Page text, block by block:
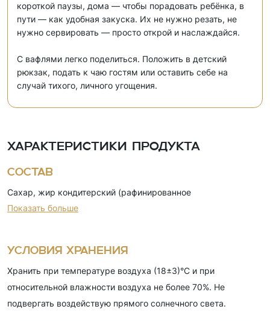
короткой паузы, дома — чтобы порадовать ребёнка, в
пути — как удобная закуска. Их не нужно резать, не
нужно сервировать — просто открой и наслаждайся.
С вафлями легко поделиться. Положить в детский
рюкзак, подать к чаю гостям или оставить себе на
случай тихого, личного угощения.
Характеристики продукта
Состав
Cахар, жир кондитерский (рафинированное
дезодорированное растительное масло), мука пшеничная,
подсолнечное, эмульгатор (соевый лецитин), соль,
разрыхлители (гидрокарбонат аммония, гидрокарбонат
натрия, пирофосфат натрия кислый), яичный порошок,
ароматизаторы (ванилин, шоколад), краситель
Показать больше
Условия хранения
Хранить при температуре воздуха (18±3)°С и при
относительной влажности воздуха не более 70%. Не
подвергать воздействую прямого солнечного света.